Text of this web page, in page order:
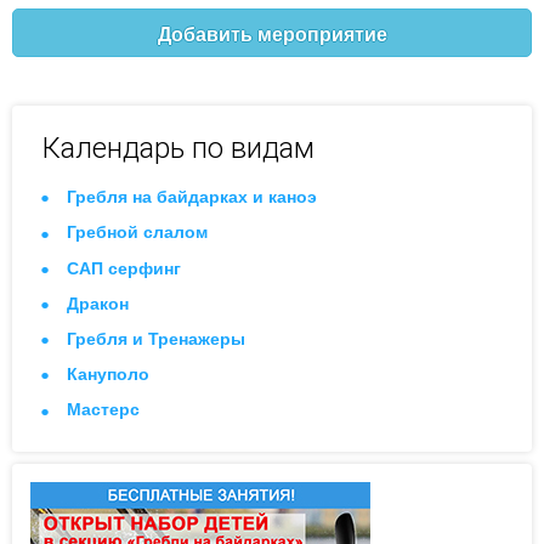
Добавить мероприятие
Календарь по видам
Гребля на байдарках и каноэ
Гребной слалом
САП серфинг
Дракон
Гребля и Тренажеры
Кануполо
Мастерс